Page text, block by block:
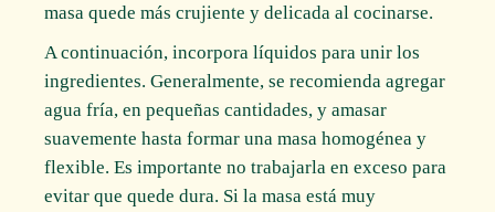
masa quede más crujiente y delicada al cocinarse.
A continuación, incorpora líquidos para unir los
ingredientes. Generalmente, se recomienda agregar
agua fría, en pequeñas cantidades, y amasar
suavemente hasta formar una masa homogénea y
flexible. Es importante no trabajarla en exceso para
evitar que quede dura. Si la masa está muy